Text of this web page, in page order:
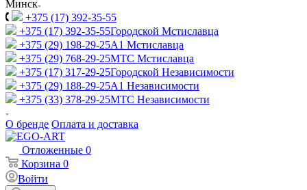
Минск
+375 (17) 392-35-55
+375 (17) 392-35-55Городской Мстиславца
+375 (29) 198-29-25A1 Мстиславца
+375 (29) 768-29-25МТС Мстиславца
+375 (17) 317-29-25Городской Независимости
+375 (29) 188-29-25A1 Независимости
+375 (33) 378-29-25МТС Независимости
О бренде Оплата и доставка
Отложенные 0
Корзина 0
Войти